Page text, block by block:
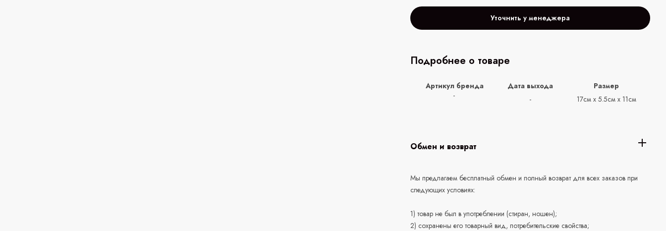
Уточнить у менеджера
Подробнее о товаре
Артикул бренда Дата выхода
Размер
-
- 17см х 5.5см х 11см
Обмен и возврат
Мы предлагаем бесплатный обмен и полный возврат для всех заказов при
следующих условиях:
1) товар не был в употреблении (стиран, ношен);
2) сохранены его товарный вид, потребительские свойства;